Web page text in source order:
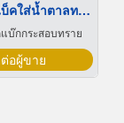
ขายส่ง บิ๊กแบ็คใส่น้ำตาลทราย สมุทรปราการ
บ๊กกระสอบทราย
อผู้ขาย